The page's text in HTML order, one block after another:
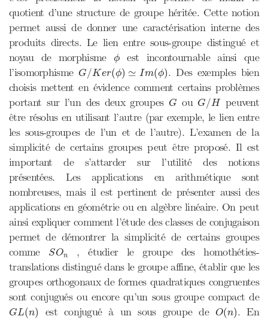
quotient d’une structure de groupe héritée. Cette notion
permet aussi de donner une caractérisation interne des
produits directs. Le lien entre sous-groupe distingué et
noyau de morphisme
ϕ
ϕest incontournable ainsi que
l’isomorphisme G/Ker(ϕ) ≃ Im(ϕ)
G/ Ke (ϕ)≃ m( )
. Des exemples bien
choisis mettent en évidence comment certains problèmes
portant sur l’un des deux groupes G
G ou G/H
G / Hpeuvent
être résolus en utilisant l’autre (par exemple, le lien entre
les sous-groupes de l’un et de l’autre). L’examen de la
simplicité de certains groupes peut être proposé. Il est
important de s’attarder sur l’utilité des notions
présentées. Les applications en arithmétique sont
nombreuses, mais il est pertinent de présenter aussi des
applications en géométrie ou en algèbre linéaire. On peut
ainsi expliquer comment l’étude des classes de conjugaison
permet de démontrer la simplicité de certains groupes
comme
SOn
SOn
, étudier le groupe des homothéties-
translations distingué dans le groupe affine, établir que les
groupes orthogonaux de formes quadratiques congruentes
sont conjugués ou encore qu’un sous groupe compact de
GL(n)
GL ( ) est conjugué à un sous groupe deO(n)
O( n). En